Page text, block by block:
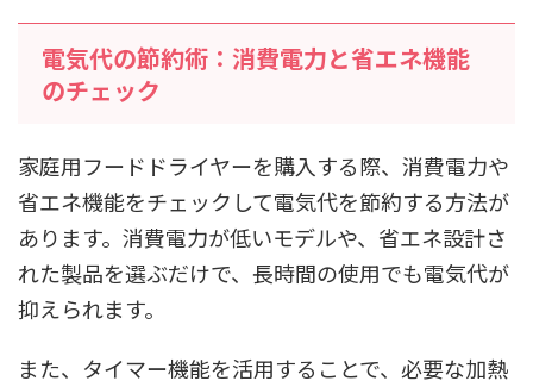
電気代の節約術：消費電力と省エネ機能
のチェック
家庭用フードドライヤーを購入する際、消費電力や
省エネ機能をチェックして電気代を節約する方法が
あります。消費電力が低いモデルや、省エネ設計さ
れた製品を選ぶだけで、長時間の使用でも電気代が
抑えられます。
また、タイマー機能を活用することで、必要な加熱